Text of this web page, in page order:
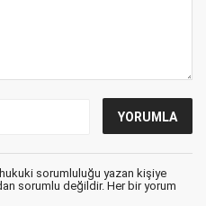
hukuki sorumluluğu yazan kişiye
sorumlu değildir. Her bir yorum